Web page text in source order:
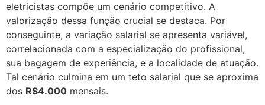
eletricistas compõe um cenário competitivo. A
valorização dessa função crucial se destaca. Por
conseguinte, a variação salarial se apresenta variável,
correlacionada com a especialização do profissional,
sua bagagem de experiência, e a localidade de atuação.
Tal cenário culmina em um teto salarial que se aproxima
dos R$4.000 mensais.